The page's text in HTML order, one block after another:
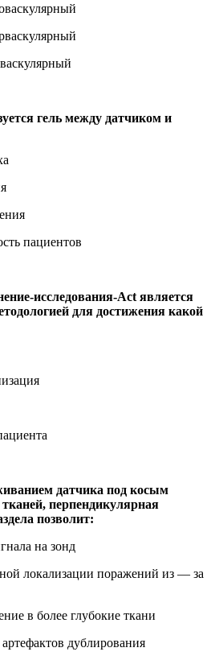
гель между датчиком и
пациентов
исследования-Act является
для достижения какой
датчика под косым
перпендикулярная
позволит:
на зонд
локализации поражений из — за
в более глубокие ткани
дублирования